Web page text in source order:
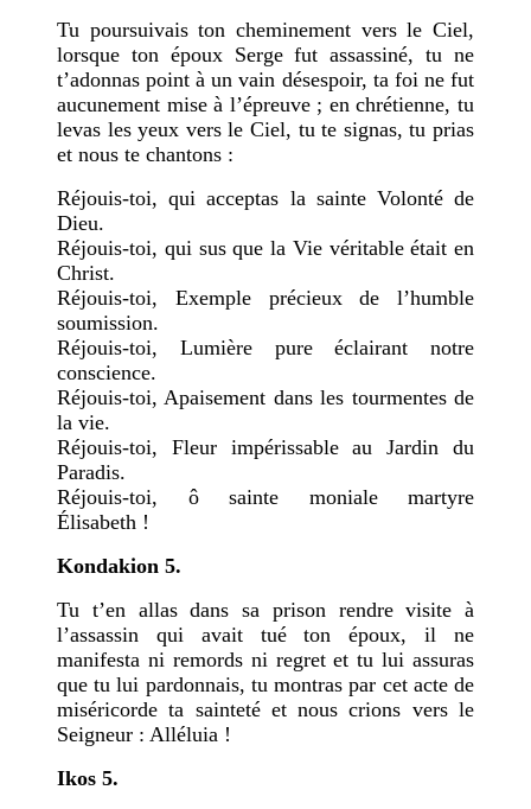
Tu poursuivais ton cheminement vers le Ciel,
lorsque ton époux Serge fut assassiné, tu ne
t’adonnas point à un vain désespoir, ta foi ne fut
aucunement mise à l’épreuve ; en chrétienne, tu
levas les yeux vers le Ciel, tu te signas, tu prias
et nous te chantons :
Réjouis-toi, qui acceptas la sainte Volonté de
Dieu.
Réjouis-toi, qui sus que la Vie véritable était en
Christ.
Réjouis-toi, Exemple précieux de l’humble
soumission.
Réjouis-toi, Lumière pure éclairant notre
conscience.
Réjouis-toi, Apaisement dans les tourmentes de
la vie.
Réjouis-toi, Fleur impérissable au Jardin du
Paradis.
Réjouis-toi, ô sainte moniale martyre
Élisabeth !
Kondakion 5.
Tu t’en allas dans sa prison rendre visite à
l’assassin qui avait tué ton époux, il ne
manifesta ni remords ni regret et tu lui assuras
que tu lui pardonnais, tu montras par cet acte de
miséricorde ta sainteté et nous crions vers le
Seigneur : Alléluia !
Ikos 5.